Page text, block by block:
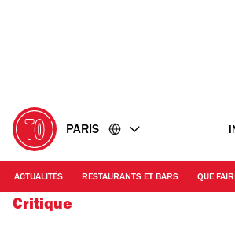
PARIS
ACTUALITÉS RESTAURANTS ET BARS QUE
Critique